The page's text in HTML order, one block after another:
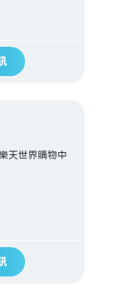
天世界購物中